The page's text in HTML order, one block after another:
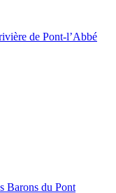
de Pont-l’Abbé
Barons du Pont